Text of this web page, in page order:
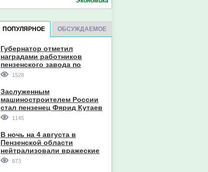
ПОПУЛЯРНОЕ ОБСУЖДАЕМОЕ
Губернатор отметил
наградами работников
пензенского завода по
производству станков
1528
Заслуженным
машиностроителем России
стал пензенец Фярид Кутаев
1145
В ночь на 4 августа в
Пензенской области
нейтрализовали вражеские
дроны
873